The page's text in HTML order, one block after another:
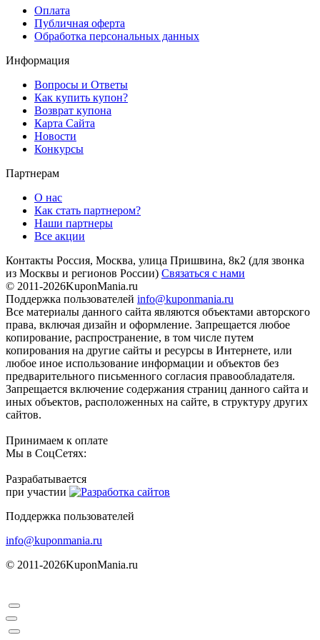
Оплата
Публичная оферта
Обработка персональных данных
Информация
Вопросы и Ответы
Как купить купон?
Возврат купона
Карта Сайта
Новости
Конкурсы
Партнерам
О нас
Как стать партнером?
Наши партнеры
Все акции
Контакты Россия, Москва, улица Пришвина, 8к2 (для звонка
из Москвы и регионов России) Связаться с нами
© 2011-2026KuponMania.ru
Поддержка пользователей info@kuponmania.ru
Все материалы данного сайта являются объектами авторского
права, включая дизайн и оформление. Запрещается любое
копирование, распространение, в том числе путем
копирования на другие сайты и ресурсы в Интернете, или
любое иное использование информации и объектов без
предварительного письменного согласия правообладателя.
Запрещается включение содержания страниц данного сайта и
иных объектов, расположенных на сайте, в структуру других
сайтов.
Принимаем к оплате
Мы в СоцСетях:
Разрабатывается
при участии
Поддержка пользователей
info@kuponmania.ru
© 2011-2026KuponMania.ru